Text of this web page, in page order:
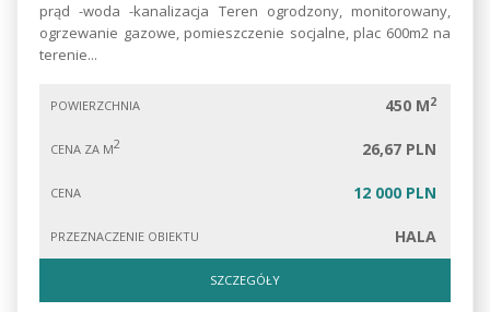
prąd -woda -kanalizacja Teren ogrodzony, monitorowany,
ogrzewanie gazowe, pomieszczenie socjalne, plac 600m2 na
terenie...
POWIERZCHNIA 450 M2
CENA ZA M2 26,67 PLN
CENA 12 000 PLN
PRZEZNACZENIE OBIEKTU HALA
SZCZEGÓŁY